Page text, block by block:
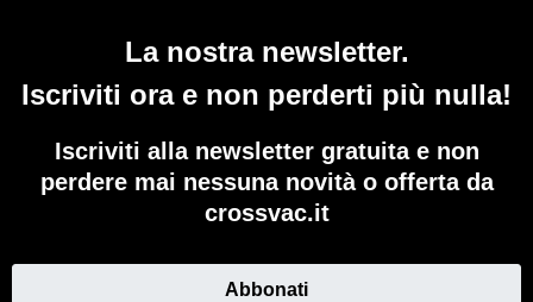
La nostra newsletter.
Iscriviti ora e non perderti più nulla!
Iscriviti alla newsletter gratuita e non
perdere mai nessuna novità o offerta da
crossvac.it
Abbonati